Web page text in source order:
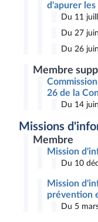
d'apurer les
Du 11
Du 27
Du 26
Membre
26 de la
Du 14
Missions
Membre
Mission
Du 10
Mission
prévention
Du 5